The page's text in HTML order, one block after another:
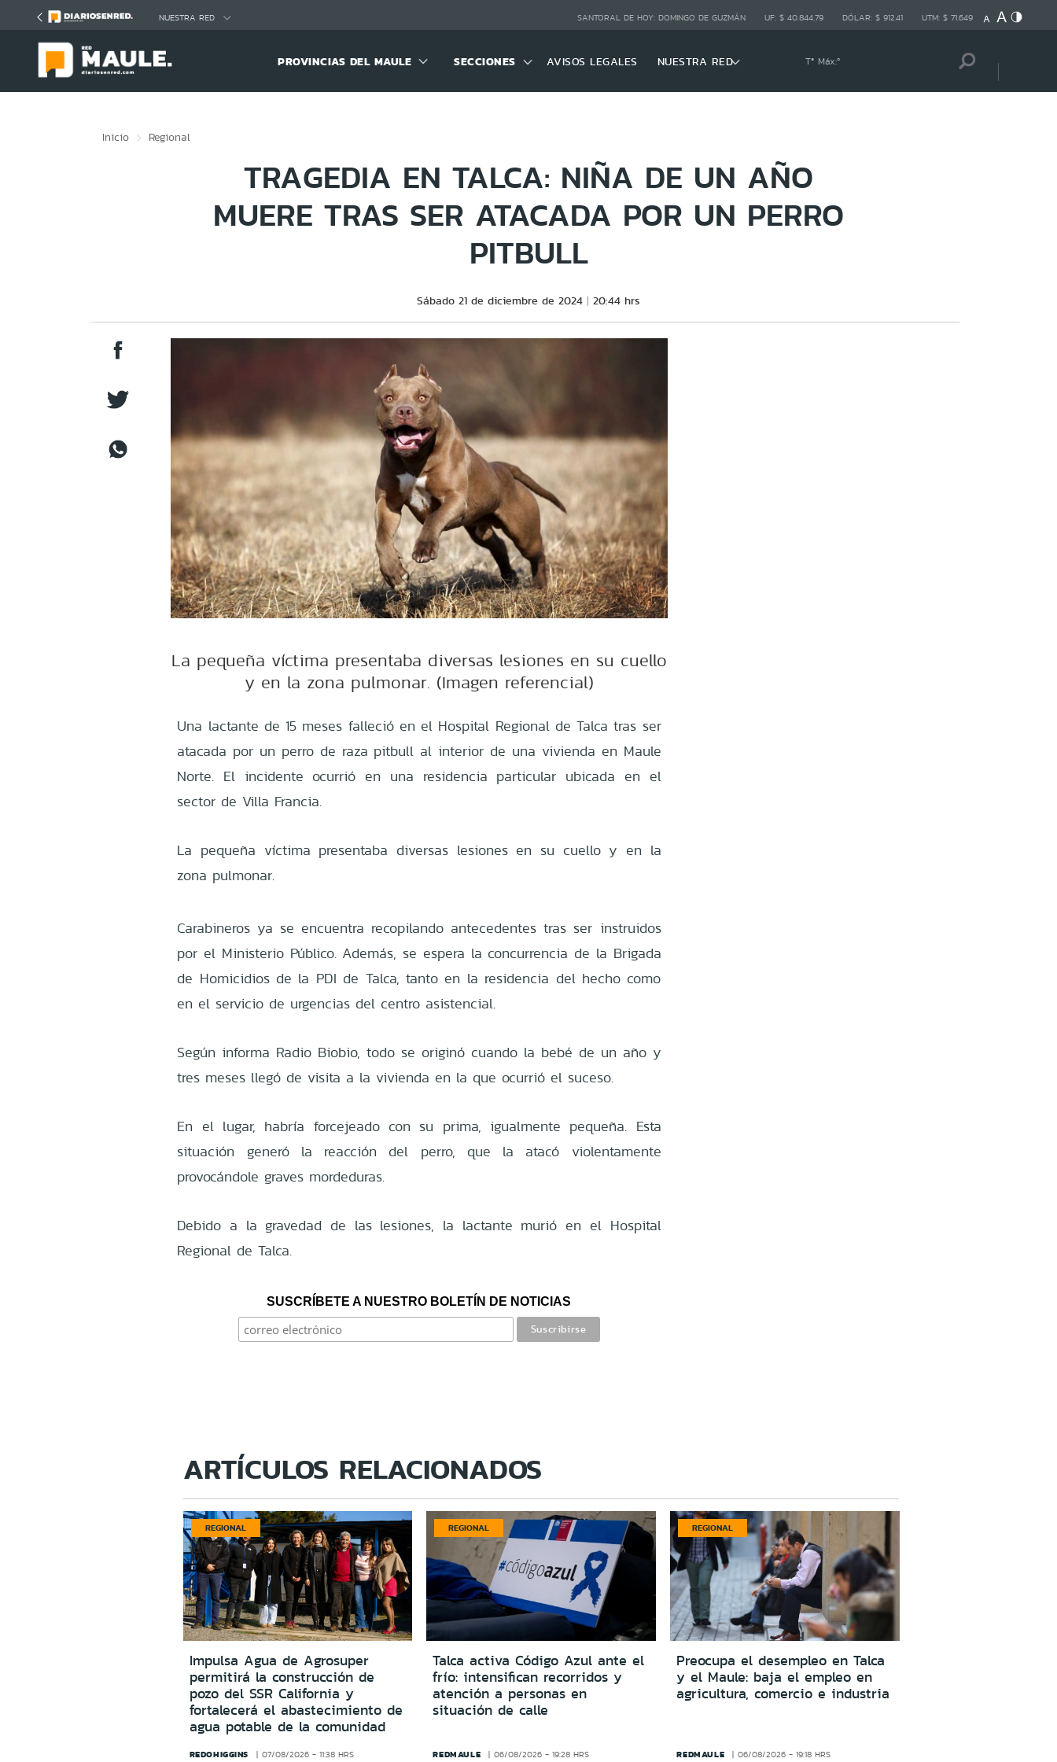
NUESTRA RED SANTORAL DE HOY: DOMINGO DE GUZMÁN UF: $ 40.844,79 DÓLAR: $ 912,41 UTM: $ 71.649
PROVINCIAS DEL MAULE SECCIONES AVISOS LEGALES NUESTRA RED Tª Máx:º
Inicio Regional
TRAGEDIA EN TALCA: NIÑA DE UN AÑO
MUERE TRAS SER ATACADA POR UN PERRO
PITBULL
Sábado 21 de diciembre de 2024 20:44 hrs
La pequeña víctima presentaba diversas lesiones en su cuello
y en la zona pulmonar. (Imagen referencial)
Una lactante de 15 meses falleció en el Hospital Regional de Talca tras ser
atacada por un perro de raza pitbull al interior de una vivienda en Maule
Norte. El incidente ocurrió en una residencia particular ubicada en el
sector de Villa Francia.
La pequeña víctima presentaba diversas lesiones en su cuello y en la
zona pulmonar.
Carabineros ya se encuentra recopilando antecedentes tras ser instruidos
por el Ministerio Público. Además, se espera la concurrencia de la Brigada
de Homicidios de la PDI de Talca, tanto en la residencia del hecho como
en el servicio de urgencias del centro asistencial.
Según informa Radio Biobio, todo se originó cuando la bebé de un año y
tres meses llegó de visita a la vivienda en la que ocurrió el suceso.
En el lugar, habría forcejeado con su prima, igualmente pequeña. Esta
situación generó la reacción del perro, que la atacó violentamente
provocándole graves mordeduras.
Debido a la gravedad de las lesiones, la lactante murió en el Hospital
Regional de Talca.
SUSCRÍBETE A NUESTRO BOLETÍN DE NOTICIAS
ARTÍCULOS RELACIONADOS
REGIONAL
Impulsa Agua de Agrosuper
permitirá la construcción de
pozo del SSR California y
fortalecerá el abastecimiento de
agua potable de la comunidad
REDOHIGGINS 07/08/2026 - 11:38 HRS
REGIONAL
Talca activa Código Azul ante el
frío: intensifican recorridos y
atención a personas en
situación de calle
REDMAULE 06/08/2026 - 19:28 HRS
REGIONAL
Preocupa el desempleo en Talca
y el Maule: baja el empleo en
agricultura, comercio e industria
REDMAULE 06/08/2026 - 19:18 HRS